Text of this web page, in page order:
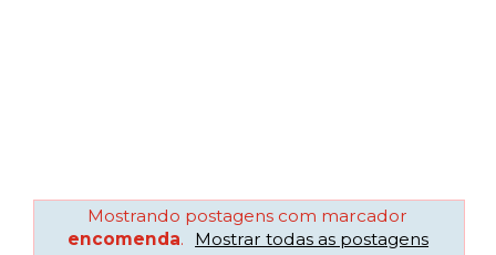
Mostrando postagens com marcador
encomenda. Mostrar todas as postagens